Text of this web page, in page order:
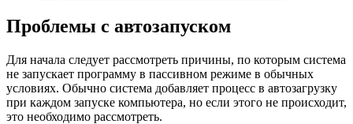
Проблемы с автозапуском
Для начала следует рассмотреть причины, по которым система
не запускает программу в пассивном режиме в обычных
условиях. Обычно система добавляет процесс в автозагрузку
при каждом запуске компьютера, но если этого не происходит,
это необходимо рассмотреть.